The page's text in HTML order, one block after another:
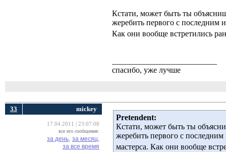
Кстати, может быть ты
жеребить первого с последним
Как они вообще встретились
спасибо, уже лучше
33 mickey
17.04.2011 | 23:07:08
все его сообщения:
за день, за месяц,
за все время
Pretendent:
Кстати, может быть ты
жеребить первого с
мастерса. Как они вообще